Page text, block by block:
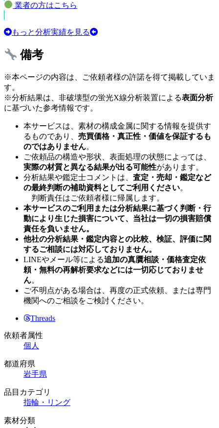
業者の方はこちら
もっと分析実績を見る
備考
※本ページの内容は、ご依頼者様の許諾を得て掲載していま
す。
※分析結果は、非破壊型の蛍光X線分析装置による表面分析
に基づいた参考情報です。
本サービスは、素材の構成金属に関する情報を提供す
るものであり、 売買価格・真正性・価値を保証するも
のではありません。
ご依頼品の構造や形状、表面処理の状態によっては、
実際の材質と異なる結果が出る可能性があります。
分析結果や鑑定士コメントは、 査定・売却・鑑定など
の最終判断の補助資料としてご利用ください。
判断責任はご依頼者様に帰属します。
本サービスのご利用または分析結果に基づく判断・行
動により生じた損害について、当社は一切の損害賠償
責任を負いません。
他社の分析結果・鑑定内容との比較、検証、評価に関
するご相談には対応しておりません。
LINEやメール等による追加の真贋相談・価格査定依
頼・無料の再解析要求などには一切応じておりませ
ん。
ご不明点がある場合は、再度の正式依頼、または専門
機関へのご相談をご検討ください。
Threads
依頼者属性
個人
都道府県
岩手県
品目カテゴリ
指輪・リング
素材分類